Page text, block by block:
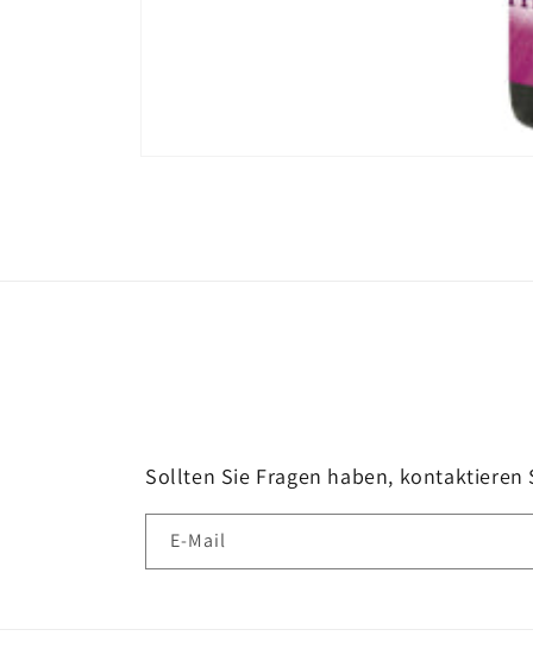
Sollten Sie Fragen haben, kontaktieren
E-Mail